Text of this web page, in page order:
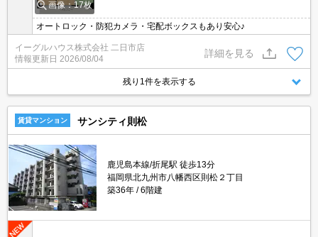
画像：17枚
オートロック・防犯カメラ・宅配ボックスもあり安心♪
イーグルハウス株式会社 二日市店
情報更新日 2026/08/04
詳細を見る
残り1件を表示する
賃貸マンション サンシティ則松
鹿児島本線/折尾駅 徒歩13分
福岡県北九州市八幡西区則松２丁目
築36年
6階建